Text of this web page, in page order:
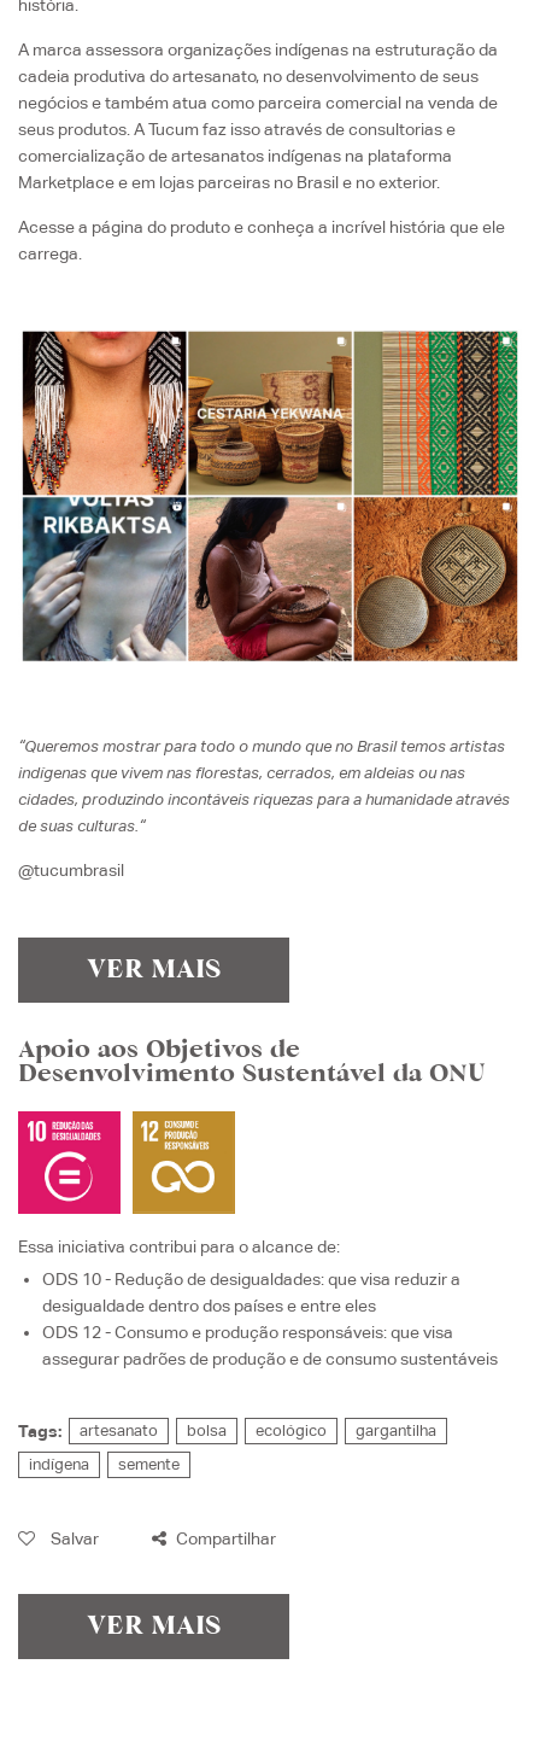
história.
A marca assessora organizações indígenas na estruturação da
cadeia produtiva do artesanato, no desenvolvimento de seus
negócios e também atua como parceira comercial na venda de
seus produtos. A Tucum faz isso através de consultorias e
comercialização de artesanatos indígenas na plataforma
Marketplace e em lojas parceiras no Brasil e no exterior.
Acesse a página do produto e conheça a incrível história que ele
carrega.
“Queremos mostrar para todo o mundo que no Brasil temos artistas
indígenas que vivem nas florestas, cerrados, em aldeias ou nas
cidades, produzindo incontáveis riquezas para a humanidade através
de suas culturas.“
@tucumbrasil
VER MAIS
Apoio aos Objetivos de
Desenvolvimento Sustentável da ONU
Essa iniciativa contribui para o alcance de:
ODS 10 - Redução de desigualdades: que visa reduzir a
desigualdade dentro dos países e entre eles
ODS 12 - Consumo e produção responsáveis: que visa
assegurar padrões de produção e de consumo sustentáveis
Tags: artesanato bolsa ecológico
gargantilha
indígena
semente
Salvar Compartilhar
VER MAIS